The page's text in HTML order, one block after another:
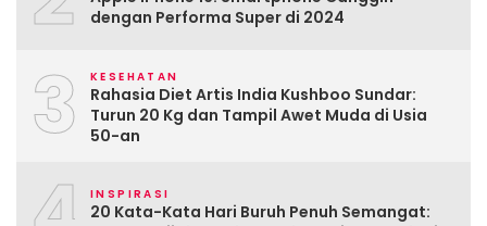
dengan Performa Super di 2024
3 KESEHATAN
Rahasia Diet Artis India Kushboo Sundar:
Turun 20 Kg dan Tampil Awet Muda di Usia
50-an
INSPIRASI
20 Kata-Kata Hari Buruh Penuh Semangat: